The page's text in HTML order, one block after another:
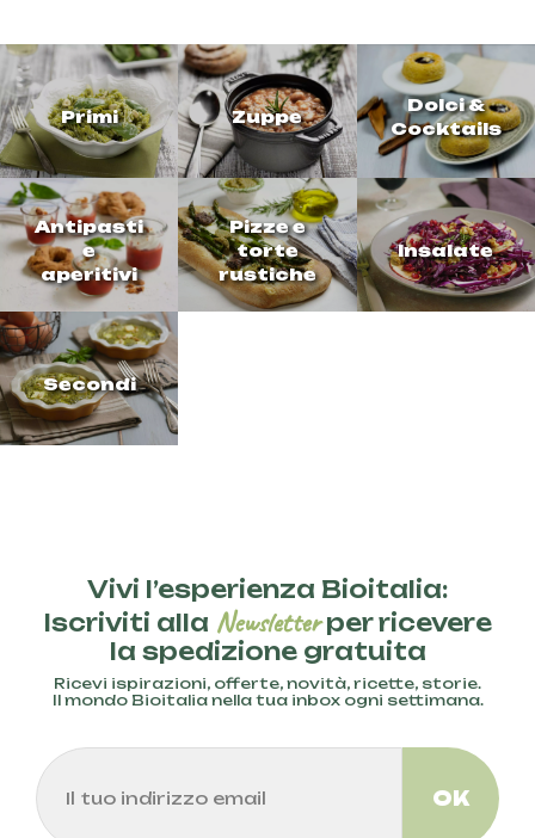
Primi Zuppe
Dolci &
Cocktails
Antipasti
e
aperitivi
Pizze e
torte
rustiche
Insalate
Secondi
Vivi l’esperienza Bioitalia:
Iscriviti alla Newsletterper ricevere
la spedizione gratuita
Ricevi ispirazioni, offerte, novità, ricette, storie.
Il mondo Bioitalia nella tua inbox ogni settimana.